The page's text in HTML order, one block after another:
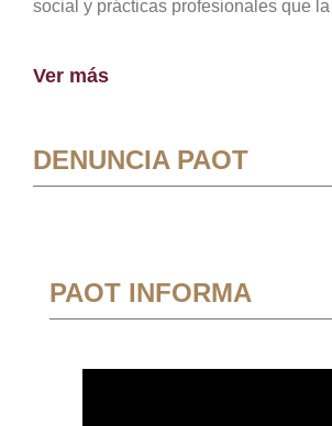
social y prácticas profesionales que
Ver más
DENUNCIA PAOT
PAOT INFORMA